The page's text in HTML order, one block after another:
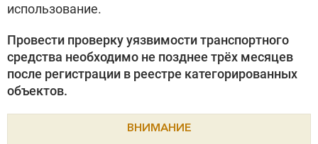
использование.
Провести проверку уязвимости транспортного
средства необходимо не позднее трёх месяцев
после регистрации в реестре категорированных
объектов.
ВНИМАНИЕ